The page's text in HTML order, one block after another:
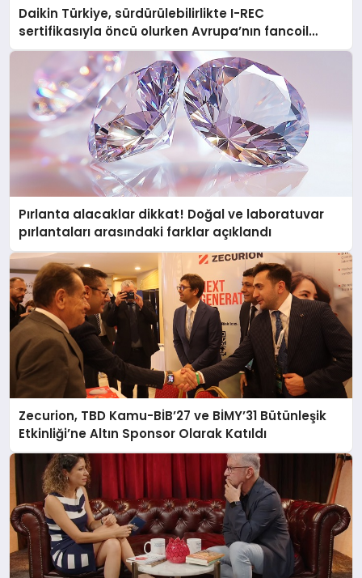
Daikin Türkiye, sürdürülebilirlikte I-REC
sertifikasıyla öncü olurken Avrupa’nın fancoil
üretim merkezi haline geldi
Pırlanta alacaklar dikkat! Doğal ve laboratuvar
pırlantaları arasındaki farklar açıklandı
Zecurion, TBD Kamu-BİB’27 ve BİMY’31 Bütünleşik
Etkinliği’ne Altın Sponsor Olarak Katıldı